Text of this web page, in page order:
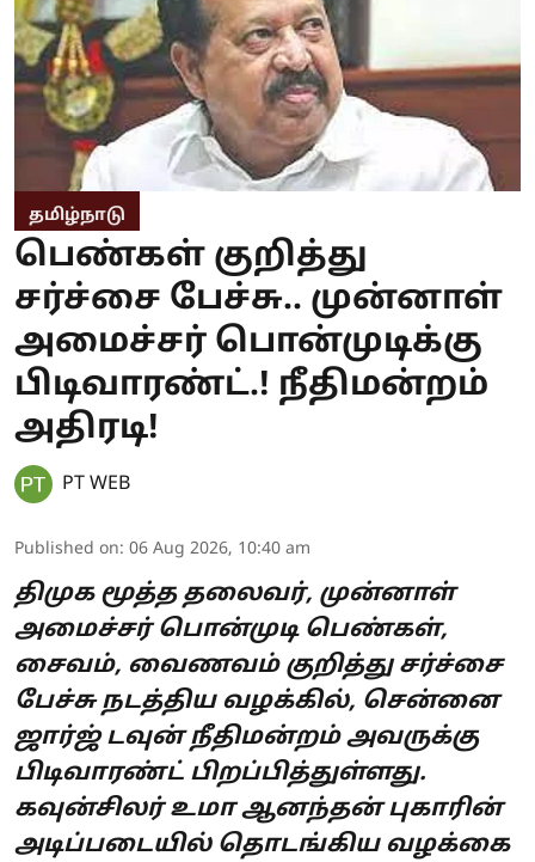
தமிழ்நாடு
பெண்கள் குறித்து
சர்ச்சை பேச்சு.. முன்னாள்
அமைச்சர் பொன்முடிக்கு
பிடிவாரண்ட்.! நீதிமன்றம்
அதிரடி!
PT WEB
Published on: 06 Aug 2026, 10:40 am
திமுக மூத்த தலைவர், முன்னாள்
அமைச்சர் பொன்முடி பெண்கள்,
சைவம், வைணவம் குறித்து சர்ச்சை
பேச்சு நடத்திய வழக்கில், சென்னை
ஜார்ஜ் டவுன் நீதிமன்றம் அவருக்கு
பிடிவாரண்ட் பிறப்பித்துள்ளது.
கவுன்சிலர் உமா ஆனந்தன் புகாரின்
அடிப்படையில் தொடங்கிய வழக்கை